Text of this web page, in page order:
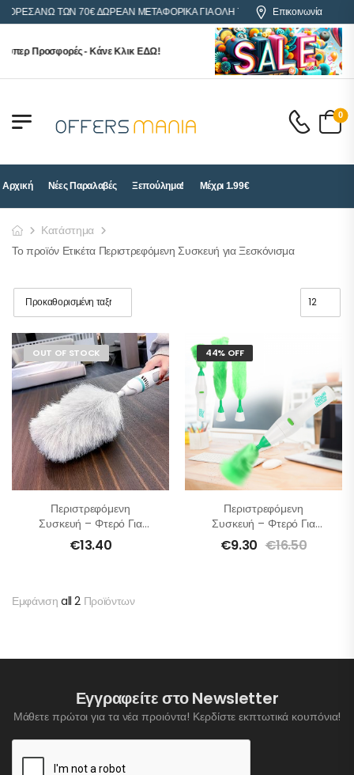
ΑΝΩ ΤΩΝ 70€ ΔΩΡΕΑΝ ΜΕΤΑΦΟΡΙΚΑ ΓΙΑ ΟΛΗ ΤΗΝ ΕΛΛΑΔΑΕπικοινωνία
Προσφορές - Κάνε Κλικ ΕΔΩ!
0
Αρχική Νέες Παραλαβές Ξεπούλημα! Μέχρι 1.99€
Κατάστημα
Το προϊόν Ετικέτα Περιστρεφόμενη Συσκευή για Ξεσκόνισμα
OUT OF STOCK
Περιστρεφόμενη
Συσκευή – Φτερό Για
Ξεσκόνισμα
€13.40
44% OFF
Περιστρεφόμενη
Συσκευή – Φτερό Για
Ξεσκόνισμα (Πράσινο)
€9.30 €16.50
Εμφάνιση all 2 Προϊόντων
Εγγραφείτε στο Newsletter
Μάθετε πρώτοι για τα νέα προιόντα! Κερδίστε εκπτωτικά κουπόνια!